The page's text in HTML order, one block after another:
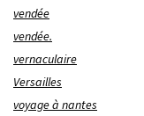
vendée
vendée.
vernaculaire
Versailles
voyage à nantes